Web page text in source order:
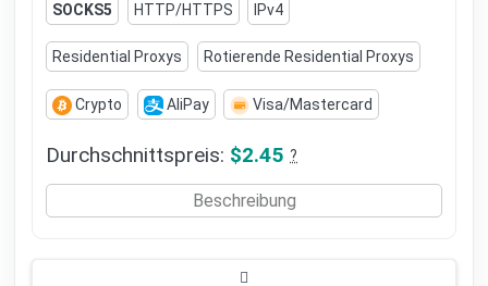
SOCKS5 HTTP/HTTPS IPv4
Residential Proxys Rotierende Residential Proxys
Crypto AliPay Visa/Mastercard
Durchschnittspreis: $2.45 ?
Beschreibung